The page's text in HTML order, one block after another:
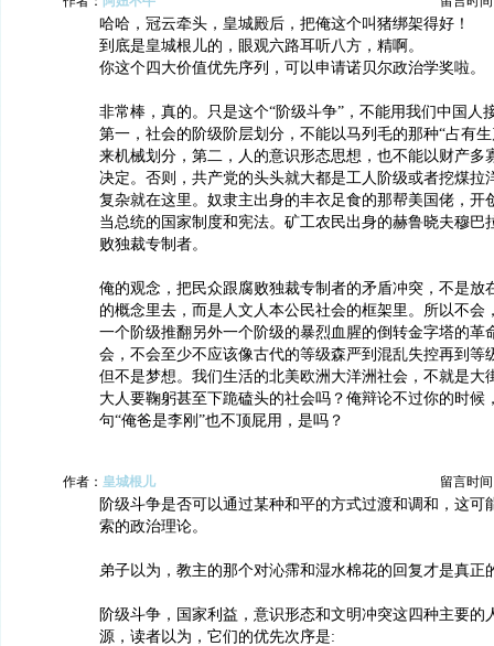
哈哈，冠云牵头，皇城殿后，把俺这个叫猪绑架得好！
到底是皇城根儿的，眼观六路耳听八方，精啊。
你这个四大价值优先序列，可以申请诺贝尔政治学奖啦。
非常棒，真的。只是这个“阶级斗争”，不能用我们中国人
第一，社会的阶级阶层划分，不能以马列毛的那种“占有
来机械划分，第二，人的意识形态思想，也不能以财产多
决定。否则，共产党的头头就大都是工人阶级或者挖煤拉
复杂就在这里。奴隶主出身的丰衣足食的那帮美国佬，开
当总统的国家制度和宪法。矿工农民出身的赫鲁晓夫穆巴
败独裁专制者。
俺的观念，把民众跟腐败独裁专制者的矛盾冲突，不是放
的概念里去，而是人文人本公民社会的框架里。所以不会
一个阶级推翻另外一个阶级的暴烈血腥的倒转金字塔的革
会，不会至少不应该像古代的等级森严到混乱失控再到等
但不是梦想。我们生活的北美欧洲大洋洲社会，不就是大
大人要鞠躬甚至下跪磕头的社会吗？俺辩论不过你的时候
句“俺爸是李刚”也不顶屁用，是吗？
作者： 皇城根儿 留言时间
阶级斗争是否可以通过某种和平的方式过渡和调和，这可
索的政治理论。
弟子以为，教主的那个对沁霈和湿水棉花的回复才是真正
阶级斗争，国家利益，意识形态和文明冲突这四种主要的
源，读者以为，它们的优先次序是: